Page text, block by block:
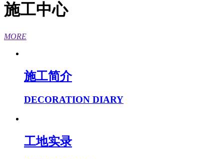
施工中心
MORE
施工简介
DECORATION DIARY
工地实录